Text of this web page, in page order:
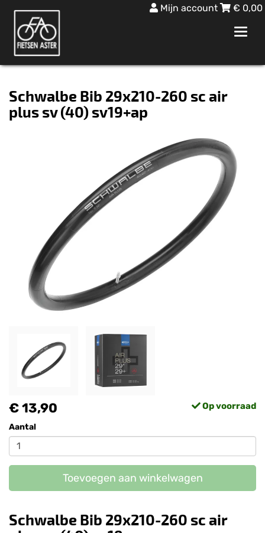
Mijn account € 0,00
Schwalbe Bib 29x210-260 sc air
plus sv (40) sv19+ap
€ 13,90 Op voorraad
Aantal
Toevoegen aan winkelwagen
Schwalbe Bib 29x210-260 sc air